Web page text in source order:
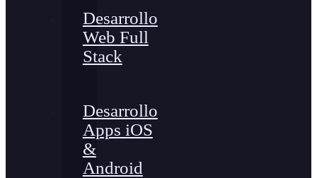
Desarrollo
Web Full
Stack
Desarrollo
Apps iOS
&
Android